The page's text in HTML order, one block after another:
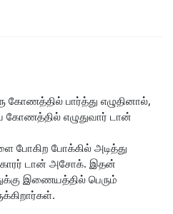
பார்த்து எழுதினால்,
கோணத்தில் எழுதுவார் டான்
போகிற போக்கில் அடித்து
டான் அசோக். இதன்
இணையத்தில் பெரும்